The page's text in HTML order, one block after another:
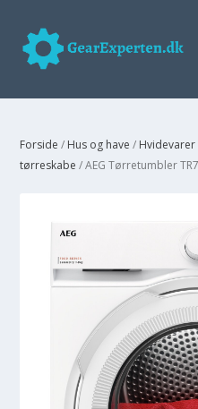
Forside / Hus og have / Hvidevarer
tørreskabe / AEG Tørretumbler